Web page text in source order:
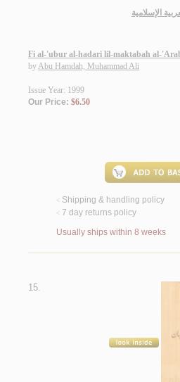
الإسلامية
Fi al-'ubur al-hadari lil-maktabah al-
byAbu Hamdah, Muhammad Ali
Issue Year: 1999
Our Price: $6.50
< Shipping & handling policy
< 7 day returns policy
Usually ships within 8 weeks
15.